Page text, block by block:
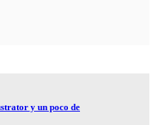
y un poco de